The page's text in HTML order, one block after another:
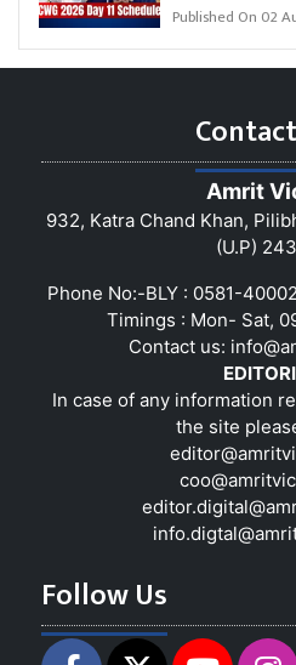
Published On 02
Amrit
932, Katra Chand Khan,
(U.P)
Phone No:-BLY : 0581-
Timings : Mon- Sat,
Contact us:
In case of any information
the site
Follow Us